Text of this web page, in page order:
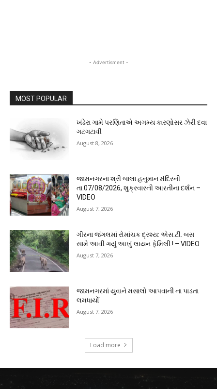
- Advertisment -
MOST POPULAR
ખંઢેરા ગામે પરણિતાએ અગમ્ય કારણોસર ઝેરી દવા
ગટગટાવી
August 8, 2026
જામનગરના શ્રી બાલા હનુમાન મંદિરની
તા.07/08/2026, શુક્રવારની આરતીના દર્શન –
VIDEO
August 7, 2026
ગીરના જંગલમાં રોમાંચક દ્રશ્ય: એસ.ટી. બસ
સામે આવી ગયું આખું લાયન ફેમિલી ! – VIDEO
August 7, 2026
જામનગરમાં યુવાને મસાલો આપવાની ના પાડતા
લમધાર્યો
August 7, 2026
Load more